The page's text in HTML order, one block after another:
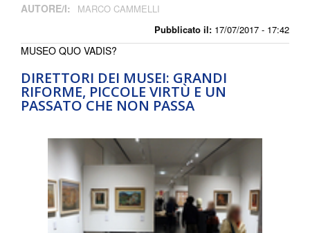
Pubblicato il: 17/07/2017 - 17:42
AUTORE/I: MARCO CAMMELLI
DIRETTORI DEI MUSEI: GRANDI
RIFORME, PICCOLE VIRTÙ E UN
PASSATO CHE NON PASSA
MUSEO QUO VADIS?